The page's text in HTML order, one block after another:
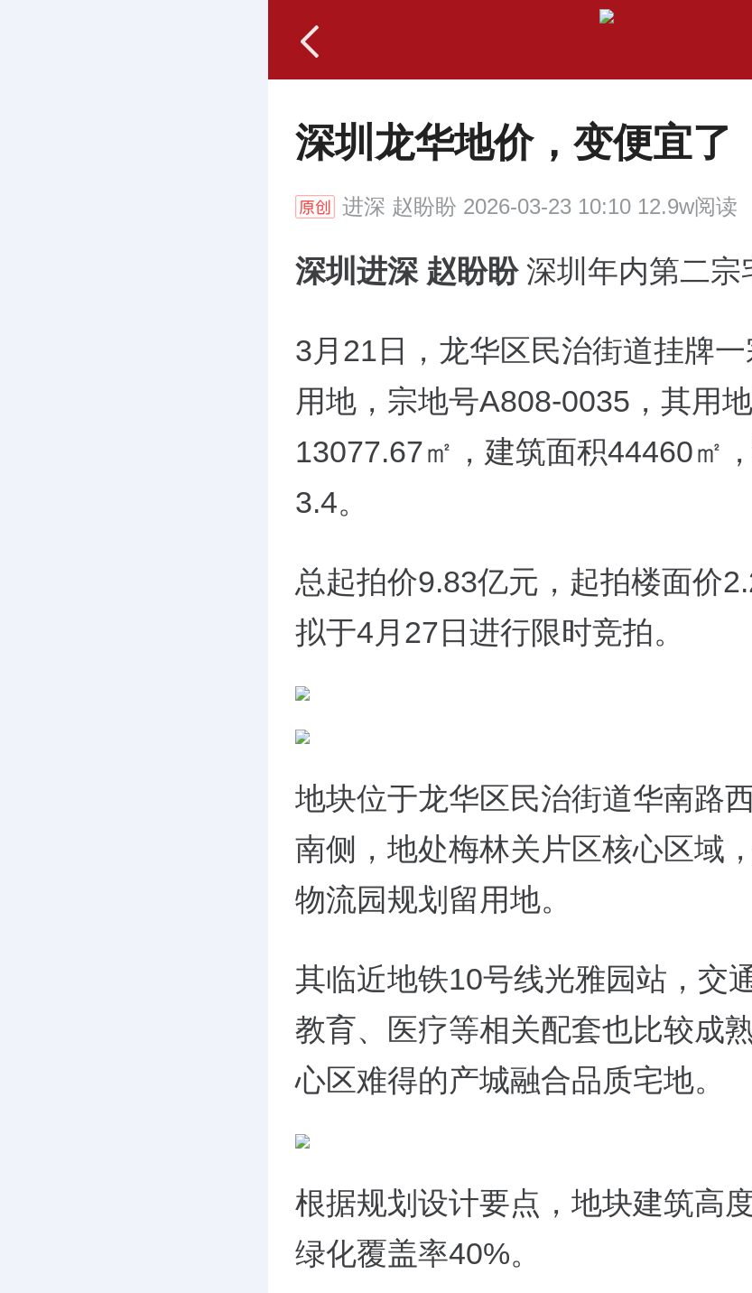
深圳龙华地价，变便宜了
进深 赵盼盼 2026-03-23 10:10 12.9w阅读
深圳进深 赵盼盼 深圳年内第二宗
3月21日，龙华区民治街道挂牌
用地，宗地号A808-0035，其用
13077.67㎡，建筑面积44460㎡
3.4。
总起拍价9.83亿元，起拍楼面价
拟于4月27日进行限时竞拍。
地块位于龙华区民治街道华南路
南侧，地处梅林关片区核心区域
物流园规划留用地。
其临近地铁10号线光雅园站，交
教育、医疗等相关配套也比较成
心区难得的产城融合品质宅地。
根据规划设计要点，地块建筑高
绿化覆盖率40%。